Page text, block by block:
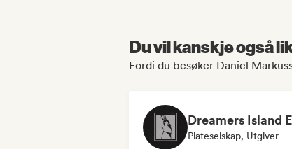
Du vil kanskje også
Fordi du besøker Daniel
Plateselskap, Utgiver